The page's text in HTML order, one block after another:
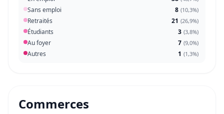
Sans emploi 8 (10,3%)
Retraités 21 (26,9%)
Étudiants 3 (3,8%)
Au foyer 7 (9,0%)
Autres 1 (1,3%)
Commerces